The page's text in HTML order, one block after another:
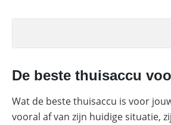
De beste thuisaccu
Wat de beste thuisaccu is voor
vooral af van zijn huidige situatie,